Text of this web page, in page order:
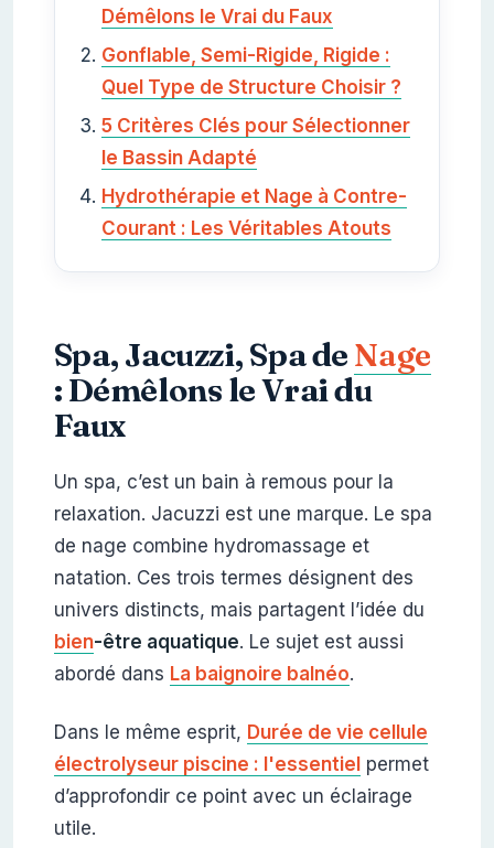
Démêlons le Vrai du Faux
Gonflable, Semi-Rigide, Rigide :
Quel Type de Structure Choisir ?
5 Critères Clés pour Sélectionner
le Bassin Adapté
Hydrothérapie et Nage à Contre-
Courant : Les Véritables Atouts
Spa, Jacuzzi, Spa deNage
: Démêlons le Vrai du
Faux
Un spa, c’est un bain à remous pour la
relaxation. Jacuzzi est une marque. Le spa
de nage combine hydromassage et
natation. Ces trois termes désignent des
univers distincts, mais partagent l’idée du
bien-être aquatique. Le sujet est aussi
abordé dans La baignoire balnéo.
Dans le même esprit, Durée de vie cellule
électrolyseur piscine : l'essentielpermet
d’approfondir ce point avec un éclairage
utile.